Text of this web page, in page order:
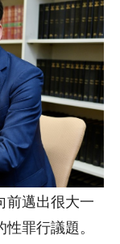
前邁出很大一
罪行議題。